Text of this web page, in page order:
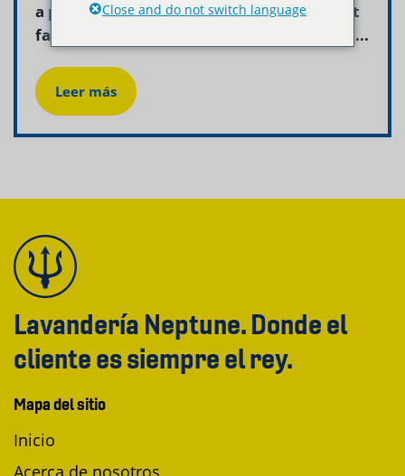
a practical comparison that every resident
faces at some point when deciding how to...
Leer más
Lavandería Neptune. Donde el
cliente es siempre el rey.
Mapa del sitio
Inicio
Acerca de nosotros
Close and do not switch language